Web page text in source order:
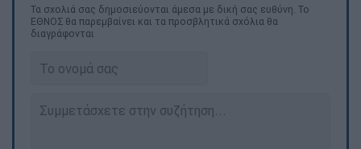
Τα σχολιά σας δημοσιεύονται άμεσα με δική σας ευθύνη. Το
ΕΘΝΟΣ θα παρεμβαίνει και τα προσβλητικά σχόλια θα
διαγράφονται